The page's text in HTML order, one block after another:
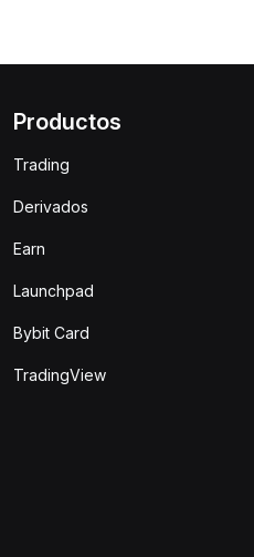
Productos
Trading
Derivados
Earn
Launchpad
Bybit Card
TradingView